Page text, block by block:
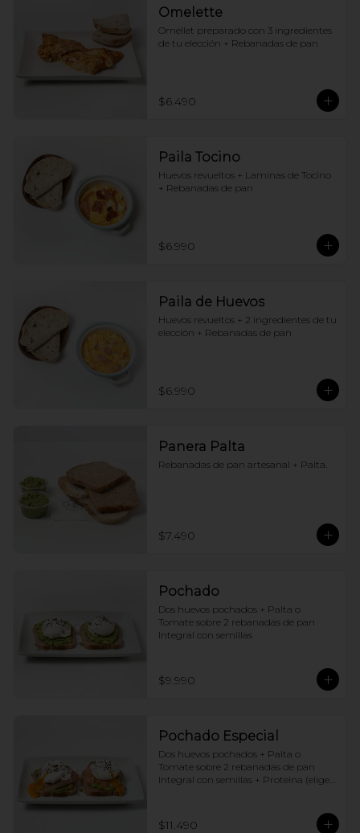
Omelette
Omellet preparado con 3 ingredientes
de tu elección + Rebanadas de pan
$6.490
Paila Tocino
Huevos revueltos + Laminas de Tocino
+ Rebanadas de pan
$6.990
Paila de Huevos
Huevos revueltos + 2 ingredientes de tu
elección + Rebanadas de pan
$6.990
Panera Palta
Rebanadas de pan artesanal + Palta.
$7.490
Pochado
Dos huevos pochados + Palta o
Tomate sobre 2 rebanadas de pan
Integral con semillas
$9.990
Pochado Especial
Dos huevos pochados + Palta o
Tomate sobre 2 rebanadas de pan
Integral con semillas + Proteina (elige
$11.490